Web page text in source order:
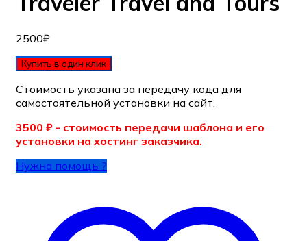
2500₽
Купить в один клик
Стоимость указана за передачу кода для
самостоятельной установки на сайт.
3500 ₽ - стоимость передачи шаблона и его
установки на хостинг заказчика.
Нужна помощь ?